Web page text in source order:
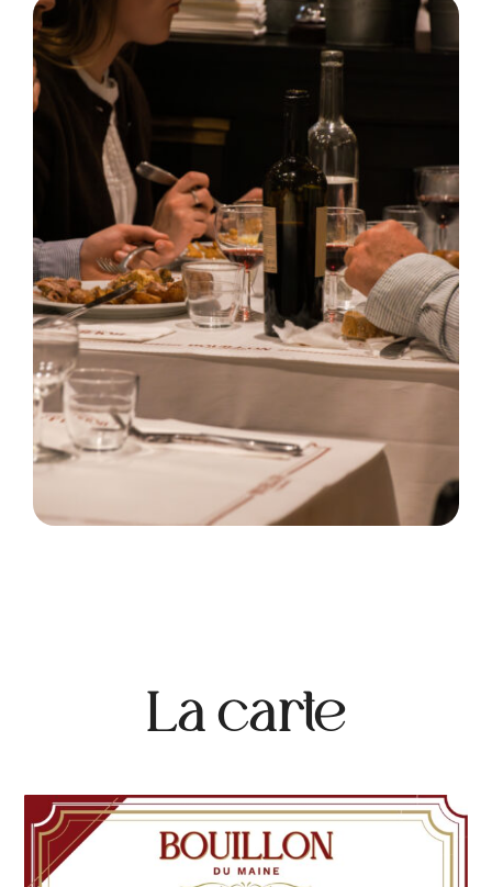
La carte